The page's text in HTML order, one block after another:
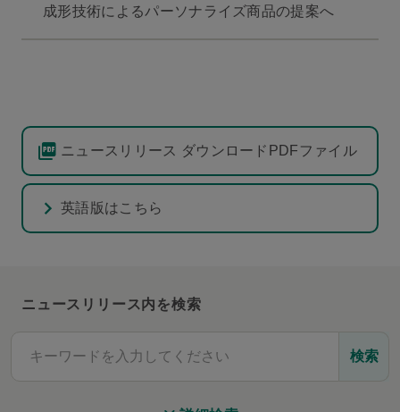
成形技術によるパーソナライズ商品の提案へ
ニュースリリース ダウンロードPDFファイル
英語版はこちら
ニュースリリース内を検索
検索